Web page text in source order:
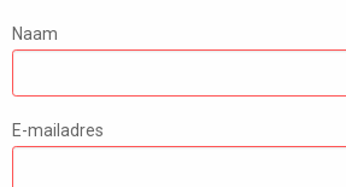
Naam
E-mailadres